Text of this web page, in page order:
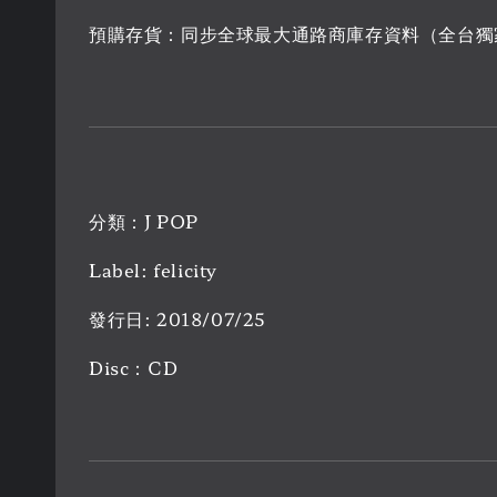
預購存貨：同步全球最大通路商庫存資料（全台
分類：J POP
Label: felicity
發行日: 2018/07/25
Disc：CD